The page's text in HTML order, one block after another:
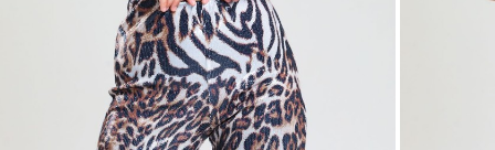
Mont & Kaban Yağmurluk
T-SHİRT & BLUZ